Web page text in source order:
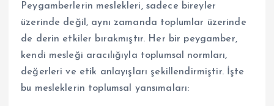
Peygamberlerin meslekleri, sadece bireyler
üzerinde değil, aynı zamanda toplumlar üzerinde
de derin etkiler bırakmıştır. Her bir peygamber,
kendi mesleği aracılığıyla toplumsal normları,
değerleri ve etik anlayışları şekillendirmiştir. İşte
bu mesleklerin toplumsal yansımaları: